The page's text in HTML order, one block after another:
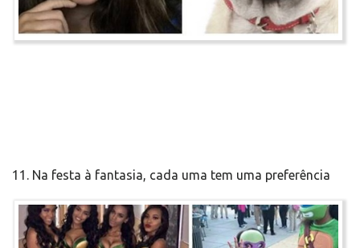
11. Na festa à fantasia, cada uma tem uma preferência